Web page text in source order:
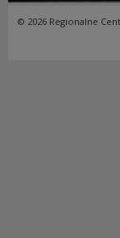
© 2026 Regionalne